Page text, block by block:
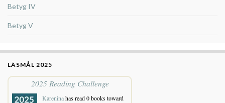
Betyg IV
Betyg V
LÄSMÅL 2025
2025 Reading Challenge
Kareninahas read 0 books toward